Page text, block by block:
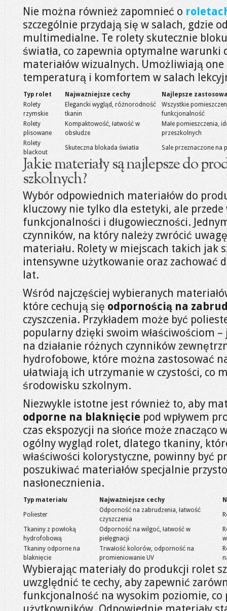
Nie można również zapomnieć o
szczególnie przydają się w salach, gdzie
multimedialne. Te rolety skutecznie
światła, co zapewnia optymalne warunki
materiałów wizualnych. Umożliwiają
temperaturą i komfortem w salach
Typ rolet Najważniejsze cechy
Najlepsze
Rolety
rzymskie
Elegancki wygląd, różnorodność
tkanin
Wszystkie
funkcjonalność
Rolety
plisowane
Kompaktowość, łatwość w
obsłudze
Małe pomieszczenia,
przeszkolnych
Rolety
blackout
Skuteczna blokada światła Sale przeznaczone na
Jakie materiały są najlepsze do
szkolnych?
Wybór odpowiednich materiałów do
kluczowy nie tylko dla estetyki, ale
funkcjonalności i długowieczności.
czynników, na który należy zwrócić
materiału. Rolety w miejscach takich jak
intensywne użytkowanie oraz zachować
lat.
Wśród najczęściej wybieranych
które cechują się odpornością na
czyszczenia. Przykładem może być
popularny dzięki swoim właściwościom
na działanie różnych czynników
hydrofobowe, które można zastosować
ułatwiają ich utrzymanie w czystości, co
środowisku szkolnym.
Niezwykle istotne jest również to, aby
odporne na blaknięcie pod wpływem
czas ekspozycji na słońce może znacząco
ogólny wygląd rolet, dlatego tkaniny,
właściwości kolorystyczne, powinny być
poszukiwać materiałów specjalnie
nasłonecznienia.
Typ materiału Najważniejsze cechy
Poliester
Odporność na zabrudzenia, łatwość
czyszczenia
Tkaniny z powłoką
hydrofobową
Odporność na wilgoć, łatwość w
pielęgnacji
Tkaniny odporne na
blaknięcie
Trwałość kolorów, odporność na
promieniowanie UV
Wybierając materiały do produkcji rolet
uwzględnić te cechy, aby zapewnić
funkcjonalność na wysokim poziomie, co